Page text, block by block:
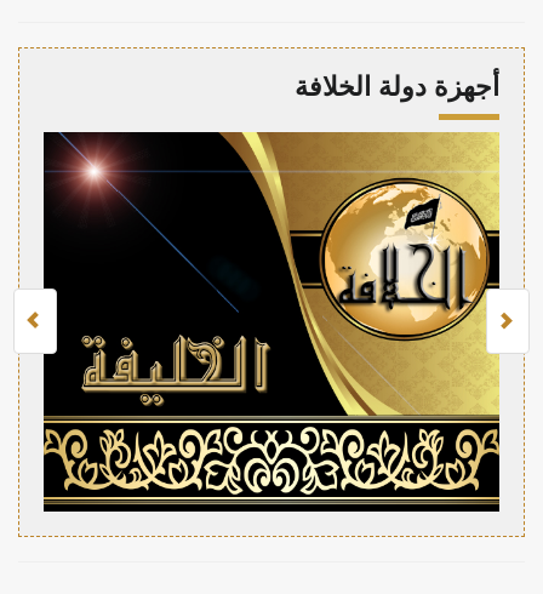
أجهزة دولة الخلافة